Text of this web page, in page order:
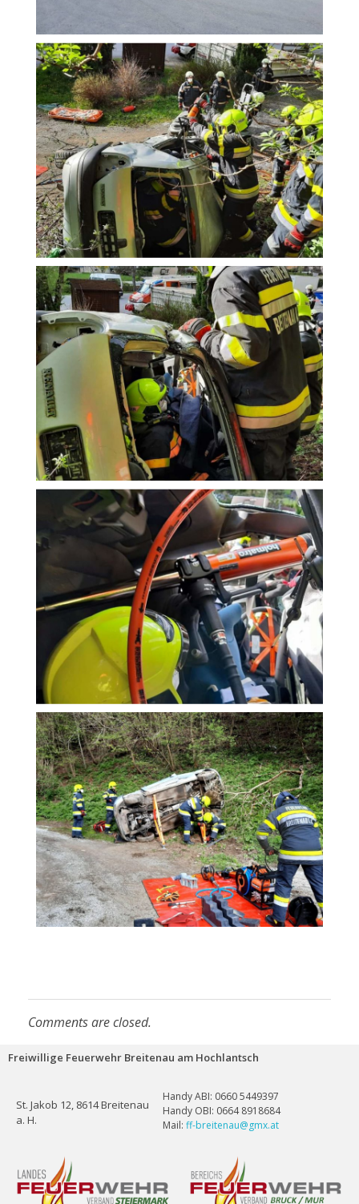
Comments are closed.
Freiwillige Feuerwehr Breitenau am Hochlantsch
St. Jakob 12, 8614 Breitenau
a. H.
Handy ABI: 0660 5449397
Handy OBI: 0664 8918684
Mail: ff-breitenau@gmx.at